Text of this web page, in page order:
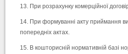
При розрахунку комерційної
При формуванні акту приймання
попередніх актах.
В кошторисній нормативній базі